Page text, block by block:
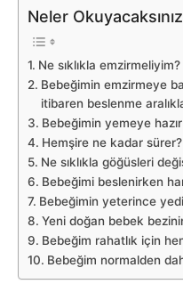
Neler
Ne sıklıkla emzirmeliyim?
Bebeğimin emzirmeye
itibaren beslenme
Bebeğimin yemeye
Hemşire ne kadar sürer?
Ne sıklıkla göğüsleri
Bebeğimi beslenirken
Bebeğimin yeterince
Yeni doğan bebek
Bebeğim rahatlık için
Bebeğim normalden